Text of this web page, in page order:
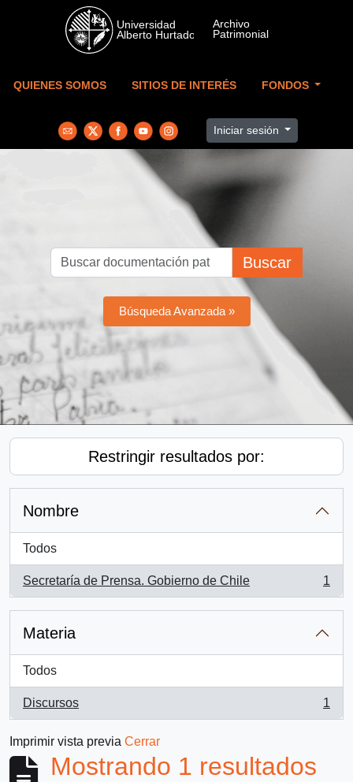
Skip to main content
QUIENES SOMOS SITIOS DE INTERÉS FONDOS
Iniciar sesión
Buscar
Búsqueda Avanzada »
Restringir resultados por:
Nombre
Todos
Secretaría de Prensa. Gobierno de Chile
, 1 resultados
1
Materia
Todos
Discursos
, 1 resultados
1
Imprimir vista previa Cerrar
Mostrando 1 resultados